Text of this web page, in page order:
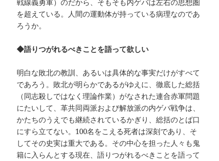
戦線義勇軍）のだから、そもそも内ゲバは左右の思想圏
を超えている。人間の運動体が持っている病理なのであ
ろうか。
◆語りつがれるべきことを語って欲しい
明白な敗北の教訓、あるいは具体的な事実だけがすべて
であろう。敗北が明らかであるがゆえに、徹底した総括
（同志殺しではなく理論作業）がなされた連合赤軍問題
にたいして、革共同両派および解放派の内ゲバ戦争は、
かたちのうえでも継続されているかぎり、総括のとば口
にすら立てない。100名をこえる死者は深刻であり、そ
してその史実は重大である。その中心を担った人々も鬼
籍に入らんとする現在、語りつがれるべきことを語って